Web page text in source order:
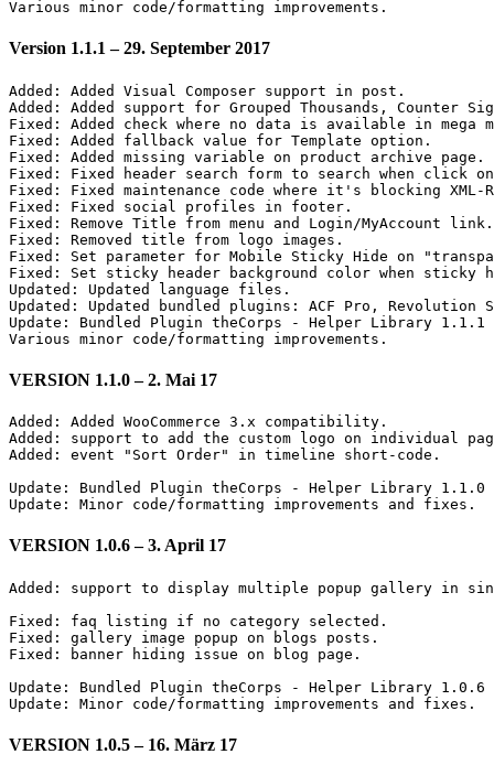
Version 1.1.1 – 29. September 2017
Added: Added Visual Composer support in post.
Added: Added support for Grouped Thousands, Counter
Fixed: Added check where no data is available in mega
Fixed: Added fallback value for Template option.
Fixed: Added missing variable on product archive page.
Fixed: Fixed header search form to search when click
Fixed: Fixed maintenance code where it's blocking XML-
Fixed: Fixed social profiles in footer.
Fixed: Remove Title from menu and Login/MyAccount link.
Fixed: Removed title from logo images.
Fixed: Set parameter for Mobile Sticky Hide on
Fixed: Set sticky header background color when sticky
Updated: Updated language files.
Updated: Updated bundled plugins: ACF Pro, Revolution
Update: Bundled Plugin theCorps - Helper Library 1.1.1
VERSION 1.1.0 – 2. Mai 17
Added: Added WooCommerce 3.x compatibility.
Added: support to add the custom logo on individual
Added: event "Sort Order" in timeline short-code.
Update: Bundled Plugin theCorps - Helper Library 1.1.0
VERSION 1.0.6 – 3. April 17
Added: support to display multiple popup gallery in
Fixed: faq listing if no category selected.
Fixed: gallery image popup on blogs posts.
Fixed: banner hiding issue on blog page.
Update: Bundled Plugin theCorps - Helper Library 1.0.6
VERSION 1.0.5 – 16. März 17